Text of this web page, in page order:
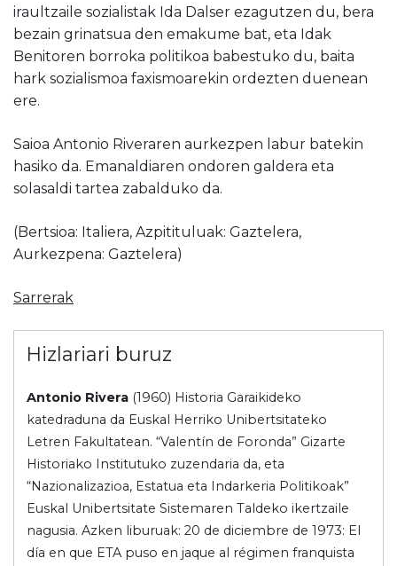
iraultzaile sozialistak Ida Dalser ezagutzen du, bera
bezain grinatsua den emakume bat, eta Idak
Benitoren borroka politikoa babestuko du, baita
hark sozialismoa faxismoarekin ordezten duenean
ere.
Saioa Antonio Riveraren aurkezpen labur batekin
hasiko da. Emanaldiaren ondoren galdera eta
solasaldi tartea zabalduko da.
(Bertsioa: Italiera, Azpitituluak: Gaztelera,
Aurkezpena: Gaztelera)
Sarrerak
Hizlariari buruz
Antonio Rivera (1960) Historia Garaikideko
katedraduna da Euskal Herriko Unibertsitateko
Letren Fakultatean. “Valentín de Foronda” Gizarte
Historiako Institutuko zuzendaria da, eta
“Nazionalizazioa, Estatua eta Indarkeria Politikoak”
Euskal Unibertsitate Sistemaren Taldeko ikertzaile
nagusia. Azken liburuak: 20 de diciembre de 1973: El
día en que ETA puso en jaque al régimen franquista